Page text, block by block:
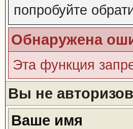
попробуйте
Обнаружена
Эта функция
Вы не
Ваше имя